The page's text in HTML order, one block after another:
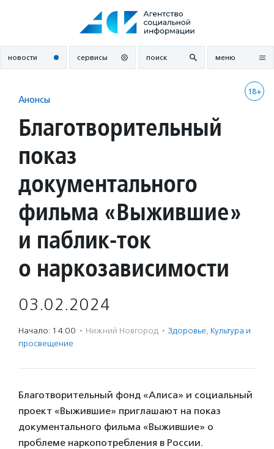
новости сервисы поиск меню
18+
Анонсы
Благотворительный
показ
документального
фильма «Выжившие»
и паблик-ток
о наркозависимости
03.02.2024
Начало: 14:00 · Нижний Новгород · Здоровье, Культура и
просвещение
Благотворительный фонд «Алиса» и социальный
проект «Выжившие» приглашают на показ
документального фильма «Выжившие» о
проблеме наркопотребления в России.